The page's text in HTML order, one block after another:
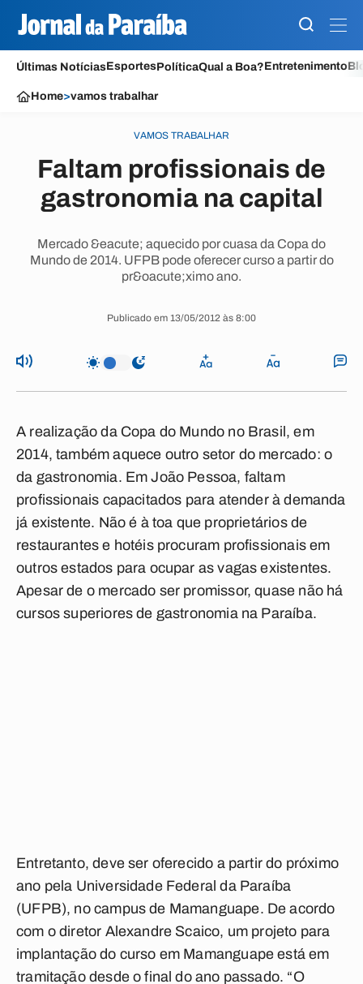
Últimas NotíciasEsportesPolíticaQual a Boa?Entretenimento
Home>vamos trabalhar
VAMOS TRABALHAR
Faltam profissionais de
gastronomia na capital
Mercado &eacute; aquecido por cuasa da Copa do
Mundo de 2014. UFPB pode oferecer curso a partir do
pr&oacute;ximo ano.
Publicado em 13/05/2012 às 8:00
A realização da Copa do Mundo no Brasil, em
2014, também aquece outro setor do mercado: o
da gastronomia. Em João Pessoa, faltam
profissionais capacitados para atender à demanda
já existente. Não é à toa que proprietários de
restaurantes e hotéis procuram profissionais em
outros estados para ocupar as vagas existentes.
Apesar de o mercado ser promissor, quase não há
cursos superiores de gastronomia na Paraíba.
Entretanto, deve ser oferecido a partir do próximo
ano pela Universidade Federal da Paraíba
(UFPB), no campus de Mamanguape. De acordo
com o diretor Alexandre Scaico, um projeto para
implantação do curso em Mamanguape está em
tramitação desde o final do ano passado. “O